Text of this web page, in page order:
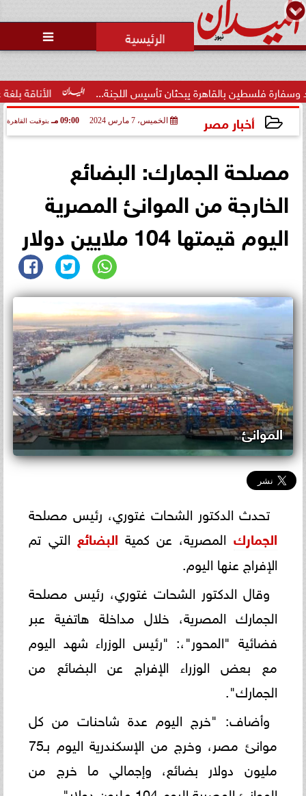

الأناقة بلغة فلسطين بالقاهرة يبحثان تأسيس اللجنة...
أخبار مصر الخميس، 7 مارس 2024 09:00 مـ بتوقيت القاهرة
مصلحة الجمارك: البضائع
الخارجة من الموانئ المصرية
اليوم قيمتها 104 ملايين دولار
الموانئ
تحدث الدكتور الشحات غتوري، رئيس مصلحة
الجمارك المصرية، عن كمية البضائع التي تم
الإفراج عنها اليوم.
وقال الدكتور الشحات غتوري، رئيس مصلحة
الجمارك المصرية، خلال مداخلة هاتفية عبر
فضائية "المحور"،: "رئيس الوزراء شهد اليوم
مع بعض الوزراء الإفراج عن البضائع من
الجمارك".
وأضاف: "خرج اليوم عدة شاحنات من كل
موانئ مصر، وخرج من الإسكندرية اليوم بـ75
مليون دولار بضائع، وإجمالي ما خرج من